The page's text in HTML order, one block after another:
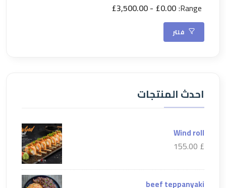
Range:
£0.00
£3,500.00
فلتر
احدث المنتجات
Wind roll
£ 155.00
beef teppanyaki